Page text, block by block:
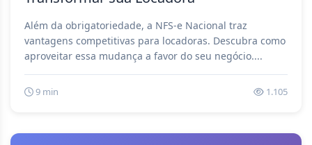
Além da obrigatoriedade, a NFS-e Nacional traz
vantagens competitivas para locadoras. Descubra como
aproveitar essa mudança a favor do seu negócio....
9 min 1.105